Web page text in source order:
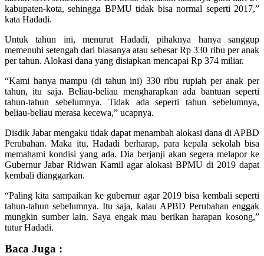
kabupaten-kota, sehingga BPMU tidak bisa normal seperti 2017,”
kata Hadadi.
Untuk tahun ini, menurut Hadadi, pihaknya hanya sanggup
memenuhi setengah dari biasanya atau sebesar Rp 330 ribu per anak
per tahun. Alokasi dana yang disiapkan mencapai Rp 374 miliar.
“Kami hanya mampu (di tahun ini) 330 ribu rupiah per anak per
tahun, itu saja. Beliau-beliau mengharapkan ada bantuan seperti
tahun-tahun sebelumnya. Tidak ada seperti tahun sebelumnya,
beliau-beliau merasa kecewa,” ucapnya.
Disdik Jabar mengaku tidak dapat menambah alokasi dana di APBD
Perubahan. Maka itu, Hadadi berharap, para kepala sekolah bisa
memahami kondisi yang ada. Dia berjanji akan segera melapor ke
Gubernur Jabar Ridwan Kamil agar alokasi BPMU di 2019 dapat
kembali dianggarkan.
“Paling kita sampaikan ke gubernur agar 2019 bisa kembali seperti
tahun-tahun sebelumnya. Itu saja, kalau APBD Perubahan enggak
mungkin sumber lain. Saya engak mau berikan harapan kosong,”
tutur Hadadi.
Baca Juga :